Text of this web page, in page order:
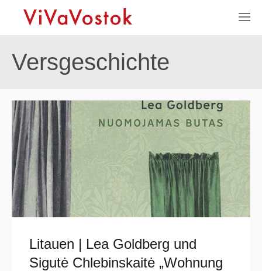
Versgeschichte
Litauen | Lea Goldberg und
Sigutė Chlebinskaitė „Wohnung